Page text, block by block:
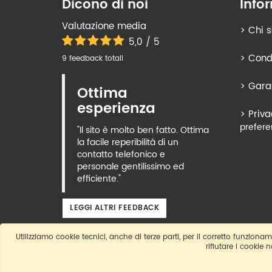
Dicono di noi
Valutazione media
5,0 / 5
9 feedback totali
Ottima
esperienza
"Il sito è molto ben fatto. Ottima
la facile reperibilità di un
contatto telefonico e
personale gentilissimo ed
efficiente."
LEGGI ALTRI FEEDBACK
> Chi
>
>
>
Utilizziamo cookie tecnici, anche di terze parti, per il corretto
rifiutare i cookie